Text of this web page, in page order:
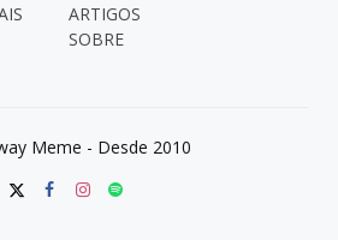
ARTIGOS
SOBRE
Meme - Desde 2010